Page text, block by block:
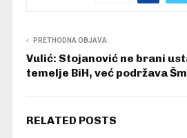
PRETHODNA OBJAVA
Vulić: Stojanović ne brani
temelje BiH, već podržava
RELATED POSTS